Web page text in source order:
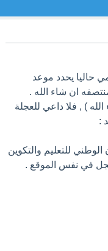
حاليا يحدد موعد
ان شاء الله .
الوطني للتعليم والتكوين
في نفس الموقع .